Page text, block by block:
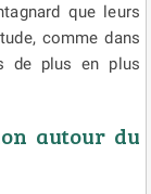
que leurs
comme dans
de plus en plus
autour du